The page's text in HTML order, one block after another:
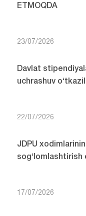
ETMOQDA
23/07/2026
Davlat
uchrashuv
22/07/2026
JDPU
sog‘lomlashtirish
17/07/2026